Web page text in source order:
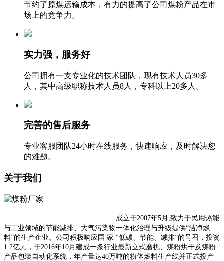
节约了原煤运输成本，有力的提高了公司煤粉产品在市
场上的竞争力。
实力强，服务好
公司拥有一支专业化的技术团队，现有技术人员30多
人，其中高级职称技术人员8人，专科以上20多人。
完善的售后服务
专业客服团队24小时在线服务，快速响应，及时解决您
的难题。
关于我们
成立于2007年5月,致力于民用热能
与工业领域的节能减排、大气污染物一体化治理与升级提供“洁净燃
料”的生产企业。公司积极响应国 家 “低碳、节能、减排”的号召，投资
1.2亿元，于2016年10月建成一条行业最新立式磨机、煤粉烘干及煤粉
产品包装自动化系统，年产量达40万吨的粉体燃料生产线并正式投产